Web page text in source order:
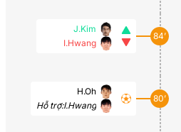
J.Kim
I.Hwang
84’
H.Oh
Hỗ trợ:I.Hwang
80’